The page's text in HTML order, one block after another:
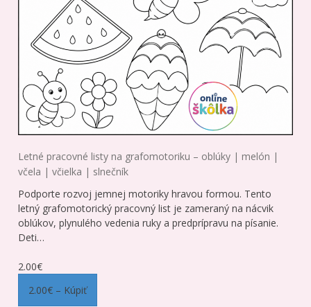
Letné pracovné listy na grafomotoriku – oblúky | melón |
včela | včielka | slnečník
Podporte rozvoj jemnej motoriky hravou formou. Tento
letný grafomotorický pracovný list je zameraný na nácvik
oblúkov, plynulého vedenia ruky a predprípravu na písanie.
Deti…
2.00€
2.00€ – Kúpiť